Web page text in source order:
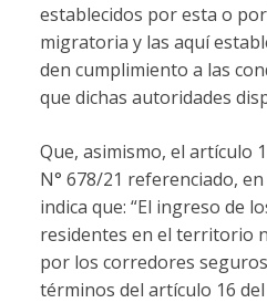
establecidos por esta o
migratoria y las aquí
den cumplimiento a las
que dichas autoridades
Que, asimismo, el artículo
N° 678/21 referenciado,
indica que: “El ingreso de
residentes en el territorio
por los corredores
términos del artículo 16